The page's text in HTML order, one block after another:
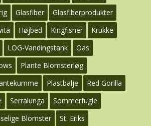
Glasfiber
Glasfiberprodukter
Højbed Kingfisher
Krukke
LOG-Vandingstank
Oas
Plante Blomsterløg
Plastbalje
Red Gorilla
Serralunga
Sommerfugle
Blomster
St. Eriks